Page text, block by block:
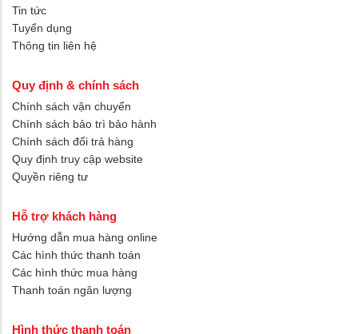
« 1
Thông tin công ty
Giới thiệu chung
Hồ sơ năng lực
Tin tức
Tuyển dụng
Quy định & chính sách
Chính sách vận chuyển
Chính sách bảo trì bảo hành
Chính sách đổi trả hàng
Quyền riêng tư